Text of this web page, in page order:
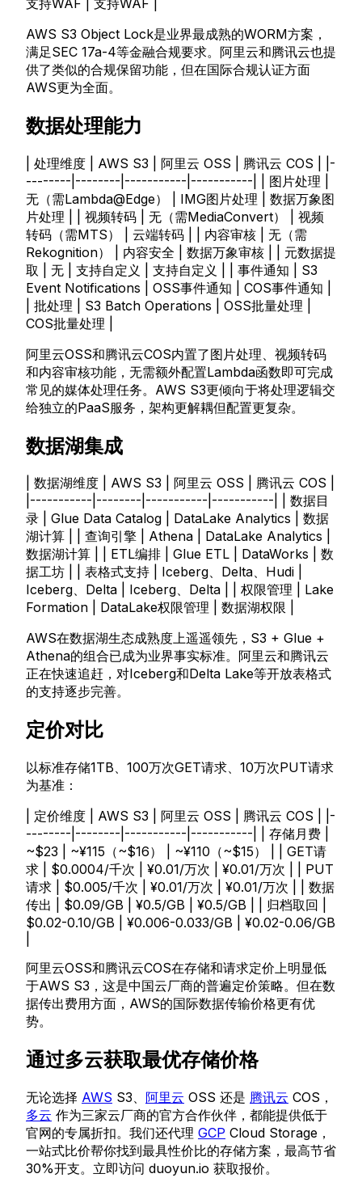
AWS S3 Object Lock是业界最成熟的WORM方案，
满足SEC 17a-4等金融合规要求。阿里云和腾讯云也提
供了类似的合规保留功能，但在国际合规认证方面
AWS更为全面。
数据处理能力
| 处理维度 | AWS S3 | 阿里云 OSS | 腾讯云 COS | |-
--------|--------|-----------|-----------| | 图片处理 |
无（需Lambda@Edge） | IMG图片处理 | 数据万象图
片处理 | | 视频转码 | 无（需MediaConvert） | 视频
转码（需MTS） | 云端转码 | | 内容审核 | 无（需
Rekognition） | 内容安全 | 数据万象审核 | | 元数据提
取 | 无 | 支持自定义 | 支持自定义 | | 事件通知 | S3
Event Notifications | OSS事件通知 | COS事件通知 |
| 批处理 | S3 Batch Operations | OSS批量处理 |
COS批量处理 |
阿里云OSS和腾讯云COS内置了图片处理、视频转码
和内容审核功能，无需额外配置Lambda函数即可完成
常见的媒体处理任务。AWS S3更倾向于将处理逻辑交
给独立的PaaS服务，架构更解耦但配置更复杂。
数据湖集成
| 数据湖维度 | AWS S3 | 阿里云 OSS | 腾讯云 COS |
|-----------|--------|-----------|-----------| | 数据目
录 | Glue Data Catalog | DataLake Analytics | 数据
湖计算 | | 查询引擎 | Athena | DataLake Analytics |
数据湖计算 | | ETL编排 | Glue ETL | DataWorks | 数
据工坊 | | 表格式支持 | Iceberg、Delta、Hudi |
Iceberg、Delta | Iceberg、Delta | | 权限管理 | Lake
Formation | DataLake权限管理 | 数据湖权限 |
AWS在数据湖生态成熟度上遥遥领先，S3 + Glue +
Athena的组合已成为业界事实标准。阿里云和腾讯云
正在快速追赶，对Iceberg和Delta Lake等开放表格式
的支持逐步完善。
定价对比
以标准存储1TB、100万次GET请求、10万次PUT请求
为基准：
| 定价维度 | AWS S3 | 阿里云 OSS | 腾讯云 COS | |-
--------|--------|-----------|-----------| | 存储月费 |
~$23 | ~¥115（~$16） | ~¥110（~$15） | | GET请
求 | $0.0004/千次 | ¥0.01/万次 | ¥0.01/万次 | | PUT
请求 | $0.005/千次 | ¥0.01/万次 | ¥0.01/万次 | | 数据
传出 | $0.09/GB | ¥0.5/GB | ¥0.5/GB | | 归档取回 |
$0.02-0.10/GB | ¥0.006-0.033/GB | ¥0.02-0.06/GB
阿里云OSS和腾讯云COS在存储和请求定价上明显低
于AWS S3，这是中国云厂商的普遍定价策略。但在数
据传出费用方面，AWS的国际数据传输价格更有优
势。
通过多云获取最优存储价格
无论选择 AWS S3、 阿里云 OSS 还是 腾讯云 COS，
多云 作为三家云厂商的官方合作伙伴，都能提供低于
官网的专属折扣。我们还代理 GCP Cloud Storage，
一站式比价帮你找到最具性价比的存储方案，最高节省
30%开支。立即访问 duoyun.io 获取报价。